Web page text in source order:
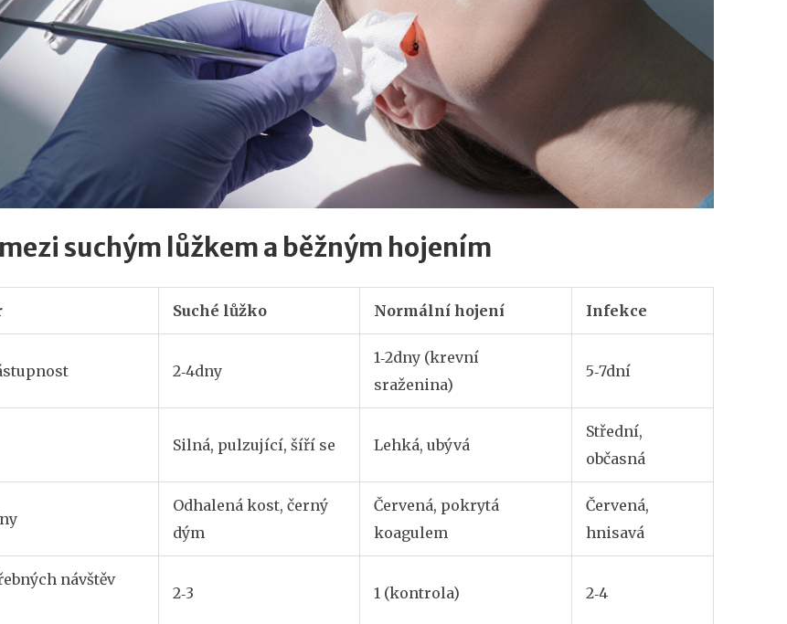
suchým lůžkem a běžným hojením
Suché lůžko Normální hojení Infekce
2‑4dny
1‑2dny (krevní
sraženina)
5‑7dní
Silná, pulzující, šíří se Lehká, ubývá
Střední,
občasná
Odhalená kost, černý
dým
Červená, pokrytá
koagulem
Červená,
hnisavá
návštěv
2‑3 1 (kontrola) 2‑4